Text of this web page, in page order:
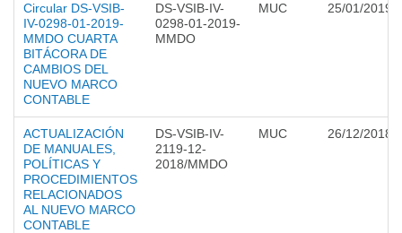
Circular DS-VSIB-
IV-0298-01-2019-
MMDO CUARTA
BITÁCORA DE
CAMBIOS DEL
NUEVO MARCO
CONTABLE
DS-VSIB-IV-
0298-01-2019-
MMDO
MUC 25/01/2019
ACTUALIZACIÓN
DE MANUALES,
POLÍTICAS Y
PROCEDIMIENTOS
RELACIONADOS
AL NUEVO MARCO
CONTABLE
DS-VSIB-IV-
2119-12-
2018/MMDO
MUC 26/12/2018